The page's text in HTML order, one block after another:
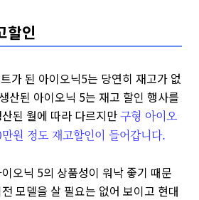
할인
가 된 아이오닉5는 당연히 재고가 없
산된 아이오닉 5는 재고 할인 행사를
된 월에 따라 다르지만구형 아이오
원 정도 재고할인이 들어갑니다.
오닉 5의 상품성이 워낙 좋기 때문
모델을 살 필요는 없어 보이고 현대